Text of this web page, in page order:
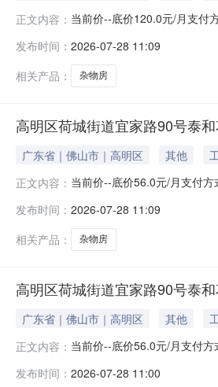
正文内容： 当前价--底价120.0元/月支付
和花园3座首层5号杂物房资
发布时间： 2026-07-28 11:09
相关产品：
杂物房
高明区荷城街道宜家路90号泰
广东省｜佛山市｜高明区 其他
正文内容： 当前价--底价56.0元/月支付
泰和花园3座二层4号杂物房
发布时间： 2026-07-28 11:09
相关产品：
杂物房
高明区荷城街道宜家路90号泰
广东省｜佛山市｜高明区 其他
正文内容： 当前价--底价56.0元/月支付
泰和花园3座二层6号杂物房
发布时间： 2026-07-28 11:00